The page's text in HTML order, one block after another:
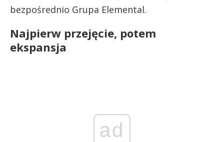
bezpośrednio Grupa Elemental.
Najpierw przejęcie, potem
ekspansja
ad